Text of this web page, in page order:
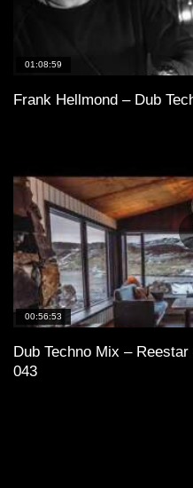
01:08:59
Frank Hellmond – Dub
00:56:53
Dub Techno Mix –
043